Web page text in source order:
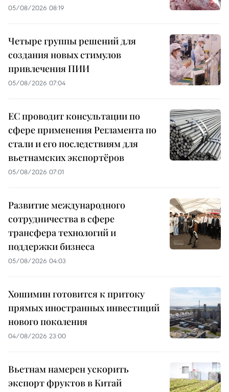
05/08/2026 08:19
Четыре группы решений для
создания новых стимулов
привлечения ПИИ
05/08/2026 07:04
ЕС проводит консультации по
сфере применения Регламента по
стали и его последствиям для
вьетнамских экспортёров
05/08/2026 07:01
Развитие международного
сотрудничества в сфере
трансфера технологий и
поддержки бизнеса
05/08/2026 04:03
Хошимин готовится к притоку
прямых иностранных инвестиций
нового поколения
04/08/2026 23:00
Вьетнам намерен ускорить
экспорт фруктов в Китай